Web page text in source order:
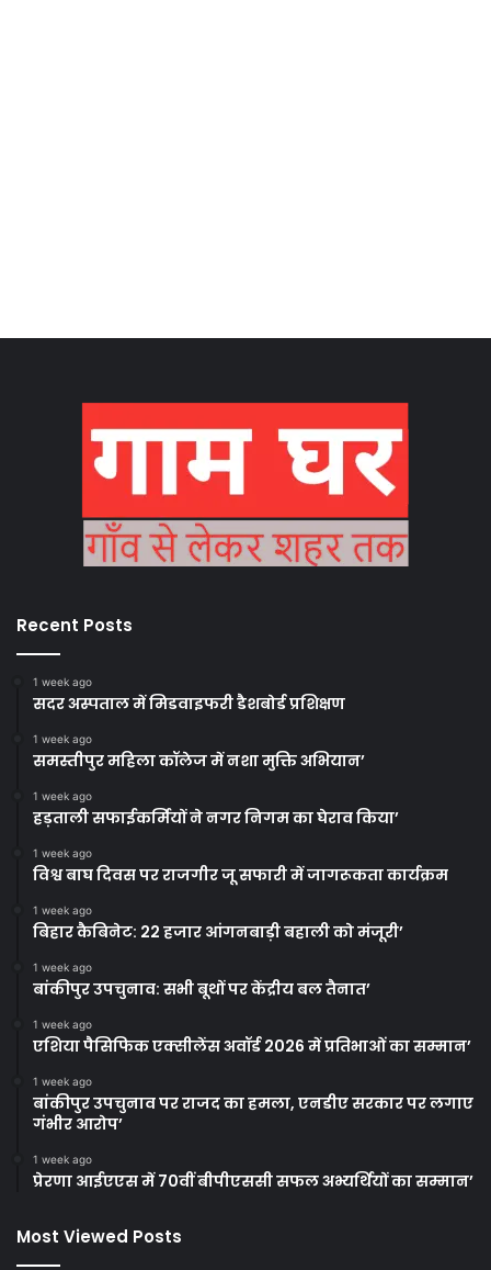
Recent Posts
1 week ago
सदर अस्पताल में मिडवाइफरी डैशबोर्ड प्रशिक्षण
1 week ago
समस्तीपुर महिला कॉलेज में नशा मुक्ति अभियान’
1 week ago
हड़ताली सफाईकर्मियों ने नगर निगम का घेराव किया’
1 week ago
विश्व बाघ दिवस पर राजगीर जू सफारी में जागरूकता कार्यक्रम
1 week ago
बिहार कैबिनेट: 22 हजार आंगनबाड़ी बहाली को मंजूरी’
1 week ago
बांकीपुर उपचुनाव: सभी बूथों पर केंद्रीय बल तैनात’
1 week ago
एशिया पैसिफिक एक्सीलेंस अवॉर्ड 2026 में प्रतिभाओं का सम्मान’
1 week ago
बांकीपुर उपचुनाव पर राजद का हमला, एनडीए सरकार पर लगाए
गंभीर आरोप’
1 week ago
प्रेरणा आईएएस में 70वीं बीपीएससी सफल अभ्यर्थियों का सम्मान’
Most Viewed Posts